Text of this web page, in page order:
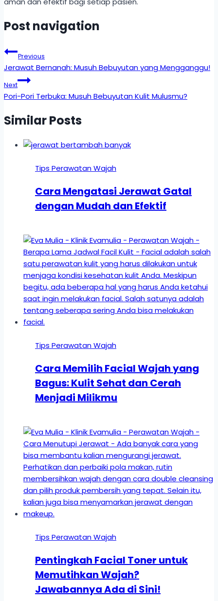
Post navigation
Previous
Jerawat Bernanah: Musuh Bebuyutan yang Mengganggu!
Next
Pori-Pori Terbuka: Musuh Bebuyutan Kulit Mulusmu?
Similar Posts
Tips Perawatan Wajah
Cara Mengatasi Jerawat Gatal
dengan Mudah dan Efektif
Tips Perawatan Wajah
Cara Memilih Facial Wajah yang
Bagus: Kulit Sehat dan Cerah
Menjadi Milikmu
Tips Perawatan Wajah
Pentingkah Facial Toner untuk
Memutihkan Wajah?
Jawabannya Ada di Sini!